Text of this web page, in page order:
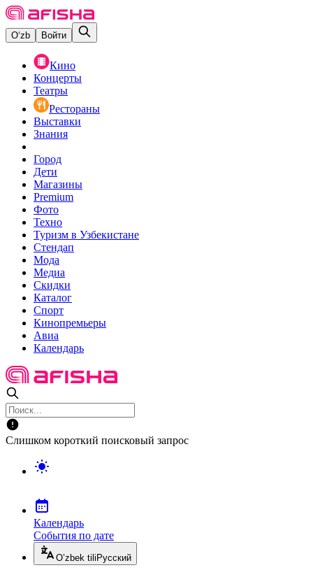
O‘zb Войти
Кино
Концерты
Театры
Рестораны
Выставки
Знания
Город
Дети
Магазины
Premium
Фото
Техно
Туризм в Узбекистане
Стендап
Мода
Медиа
Скидки
Каталог
Спорт
Кинопремьеры
Авиа
Календарь
Слишком короткий поисковый запрос
Календарь
События по дате
O’zbek tili Русский